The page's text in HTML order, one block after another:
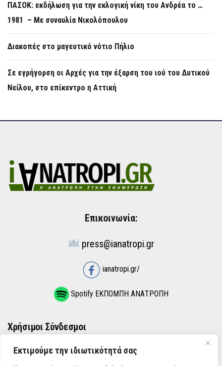
Εκτιμούμε την ιδιωτικότητά σας
ΠΑΣΟΚ: εκδήλωση για την εκλογική νίκη του Ανδρέα το …
1981 – Με συναυλία Νικολόπουλου
Διακοπές στο μαγευτικό νότιο Πήλιο
Σε εγρήγορση οι Αρχές για την έξαρση του ιού του Δυτικού
Νείλου, στο επίκεντρο η Αττική
Επικοινωνία:
press@ianatropi.gr
ianatropi.gr/
Spotify ΕΚΠΟΜΠΗ ΑΝΑΤΡΟΠΗ
Χρήσιμοι Σύνδεσμοι
ΌΡΟΙ ΧΡΉΣΗΣ